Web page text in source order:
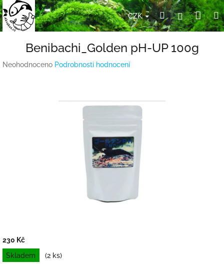
Přejít
na
obsah
CZK HledatPřihlášení
Benibachi_Golden pH-UP 100g
Průměrné
Neohodnoceno Podrobnosti hodnocení
230 Kč
Měrná
cena:
Skladem (2 ks)